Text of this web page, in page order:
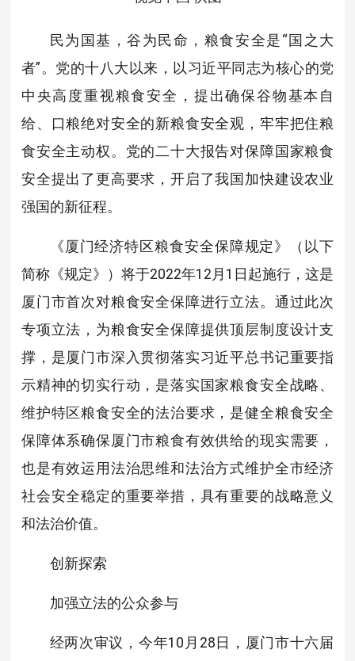
民为国基，谷为民命，粮食安全是“国之大
者”。党的十八大以来，以习近平同志为核心的党
中央高度重视粮食安全，提出确保谷物基本自
给、口粮绝对安全的新粮食安全观，牢牢把住粮
食安全主动权。党的二十大报告对保障国家粮食
安全提出了更高要求，开启了我国加快建设农业
强国的新征程。
《厦门经济特区粮食安全保障规定》（以下
简称《规定》）将于2022年12月1日起施行，这是
厦门市首次对粮食安全保障进行立法。通过此次
专项立法，为粮食安全保障提供顶层制度设计支
撑，是厦门市深入贯彻落实习近平总书记重要指
示精神的切实行动，是落实国家粮食安全战略、
维护特区粮食安全的法治要求，是健全粮食安全
保障体系确保厦门市粮食有效供给的现实需要，
也是有效运用法治思维和法治方式维护全市经济
社会安全稳定的重要举措，具有重要的战略意义
和法治价值。
创新探索
加强立法的公众参与
经两次审议，今年10月28日，厦门市十六届